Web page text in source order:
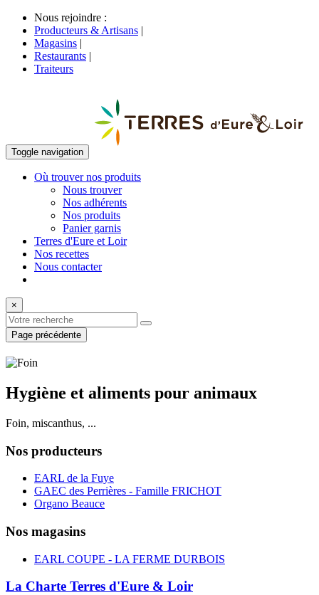
Nous rejoindre :
Producteurs & Artisans |
Magasins |
Restaurants |
Traiteurs
Toggle navigation
Où trouver nos produits
Nous trouver
Nos adhérents
Nos produits
Panier garnis
Terres d'Eure et Loir
Nos recettes
Nous contacter
×
Page précédente
Hygiène et aliments pour animaux
Foin, miscanthus, ...
Nos producteurs
EARL de la Fuye
GAEC des Perrières - Famille FRICHOT
Organo Beauce
Nos magasins
EARL COUPE - LA FERME DURBOIS
La Charte Terres d'Eure & Loir